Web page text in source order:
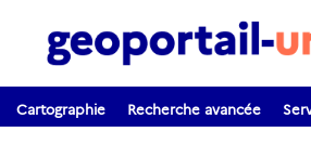
Cartographie Recherche avancée